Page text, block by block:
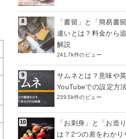
「書留」と「簡易書
違いとは？料金から
解説
241.7k件のビュー
サムネとは？意味や英
YouTubeでの設定方
239.5k件のビュー
「お刺身」と「お造
は？2つの差をわかり